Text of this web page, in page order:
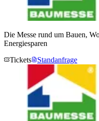
Die Messe rund um Bauen,
Energiesparen
Tickets
Standanfrage